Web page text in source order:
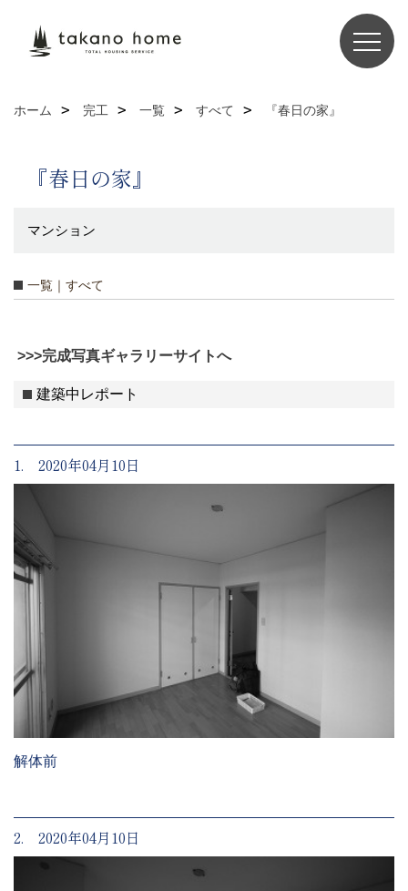
ホーム 完工 一覧 すべて 『春日の家』
『春日の家』
マンション
一覧｜すべて
>>>完成写真ギャラリーサイトへ
建築中レポート
1. 2020年04月10日
解体前
2. 2020年04月10日